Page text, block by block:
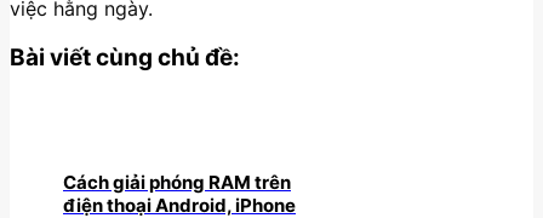
việc hằng ngày.
Bài viết cùng chủ đề:
Cách giải phóng RAM trên
điện thoại Android, iPhone